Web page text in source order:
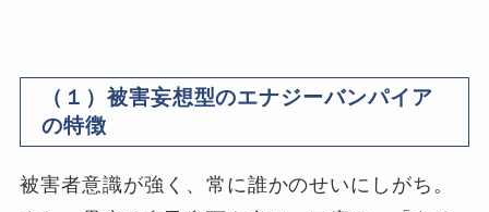
（１）被害妄想型のエナジーバンパイア
の特徴
被害者意識が強く、常に誰かのせいにしがち。